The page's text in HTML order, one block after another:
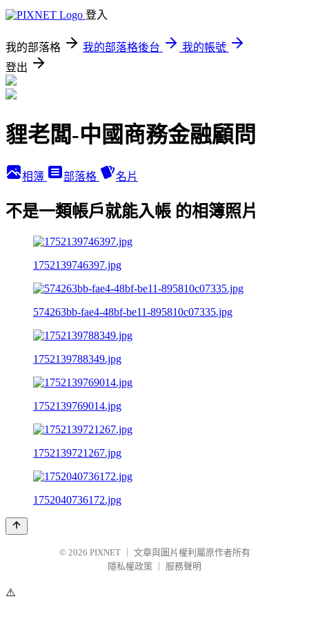
登入
我的部落格 我的部落格後台
我的帳號
登出
貍老闆-中國商務金融顧問
相簿 部落格 名片
不是一類帳戶就能入帳 的相簿照片
1752139746397.jpg
574263bb-fae4-48bf-be11-895810c07335.jpg
1752139788349.jpg
1752139769014.jpg
1752139721267.jpg
1752040736172.jpg
© 2026 PIXNET
文章與圖片權利屬原作者所有
隱私權政策
服務聲明
⚠️